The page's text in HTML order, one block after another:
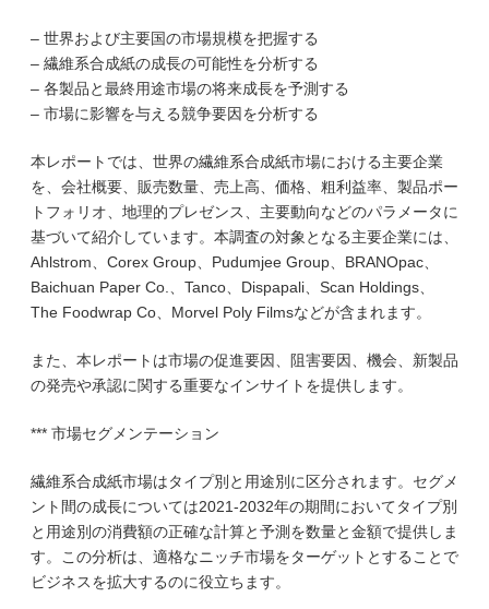
– 世界および主要国の市場規模を把握する
– 繊維系合成紙の成長の可能性を分析する
– 各製品と最終用途市場の将来成長を予測する
– 市場に影響を与える競争要因を分析する
本レポートでは、世界の繊維系合成紙市場における主要企業
を、会社概要、販売数量、売上高、価格、粗利益率、製品ポー
トフォリオ、地理的プレゼンス、主要動向などのパラメータに
基づいて紹介しています。本調査の対象となる主要企業には、
Ahlstrom、Corex Group、Pudumjee Group、BRANOpac、
Baichuan Paper Co.、Tanco、Dispapali、Scan Holdings、
The Foodwrap Co、Morvel Poly Filmsなどが含まれます。
また、本レポートは市場の促進要因、阻害要因、機会、新製品
の発売や承認に関する重要なインサイトを提供します。
*** 市場セグメンテーション
繊維系合成紙市場はタイプ別と用途別に区分されます。セグメ
ント間の成長については2021-2032年の期間においてタイプ別
と用途別の消費額の正確な計算と予測を数量と金額で提供しま
す。この分析は、適格なニッチ市場をターゲットとすることで
ビジネスを拡大するのに役立ちます。